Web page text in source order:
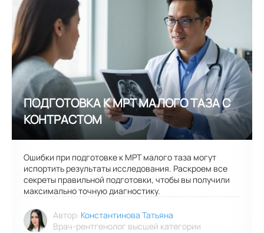
Ошибки при подготовке к МРТ малого таза могут
испортить результаты исследования. Раскроем все
секреты правильной подготовки, чтобы вы получили
максимально точную диагностику.
Автор: Константинова Татьяна
Врач-рентгенолог высшей категории